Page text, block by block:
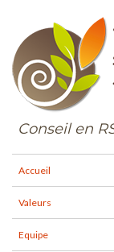
Conseil en
Accueil
Valeurs
Equipe